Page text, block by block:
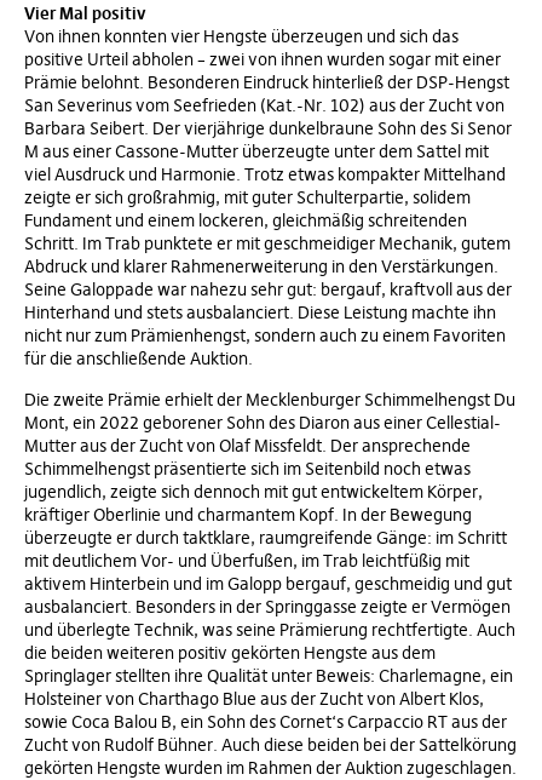
Vier Mal positiv
Von ihnen konnten vier Hengste überzeugen und sich das
positive Urteil abholen – zwei von ihnen wurden sogar mit einer
Prämie belohnt. Besonderen Eindruck hinterließ der DSP-Hengst
San Severinus vom Seefrieden (Kat.-Nr. 102) aus der Zucht von
Barbara Seibert. Der vierjährige dunkelbraune Sohn des Si Senor
M aus einer Cassone-Mutter überzeugte unter dem Sattel mit
viel Ausdruck und Harmonie. Trotz etwas kompakter Mittelhand
zeigte er sich großrahmig, mit guter Schulterpartie, solidem
Fundament und einem lockeren, gleichmäßig schreitenden
Schritt. Im Trab punktete er mit geschmeidiger Mechanik, gutem
Abdruck und klarer Rahmenerweiterung in den Verstärkungen.
Seine Galoppade war nahezu sehr gut: bergauf, kraftvoll aus der
Hinterhand und stets ausbalanciert. Diese Leistung machte ihn
nicht nur zum Prämienhengst, sondern auch zu einem Favoriten
für die anschließende Auktion.
Die zweite Prämie erhielt der Mecklenburger Schimmelhengst Du
Mont, ein 2022 geborener Sohn des Diaron aus einer Cellestial-
Mutter aus der Zucht von Olaf Missfeldt. Der ansprechende
Schimmelhengst präsentierte sich im Seitenbild noch etwas
jugendlich, zeigte sich dennoch mit gut entwickeltem Körper,
kräftiger Oberlinie und charmantem Kopf. In der Bewegung
überzeugte er durch taktklare, raumgreifende Gänge: im Schritt
mit deutlichem Vor- und Überfußen, im Trab leichtfüßig mit
aktivem Hinterbein und im Galopp bergauf, geschmeidig und gut
ausbalanciert. Besonders in der Springgasse zeigte er Vermögen
und überlegte Technik, was seine Prämierung rechtfertigte. Auch
die beiden weiteren positiv gekörten Hengste aus dem
Springlager stellten ihre Qualität unter Beweis: Charlemagne, ein
Holsteiner von Charthago Blue aus der Zucht von Albert Klos,
sowie Coca Balou B, ein Sohn des Cornet‘s Carpaccio RT aus der
Zucht von Rudolf Bühner. Auch diese beiden bei der Sattelkörung
gekörten Hengste wurden im Rahmen der Auktion zugeschlagen.